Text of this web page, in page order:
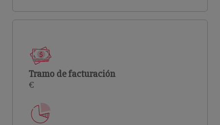
Tramo de facturación
€